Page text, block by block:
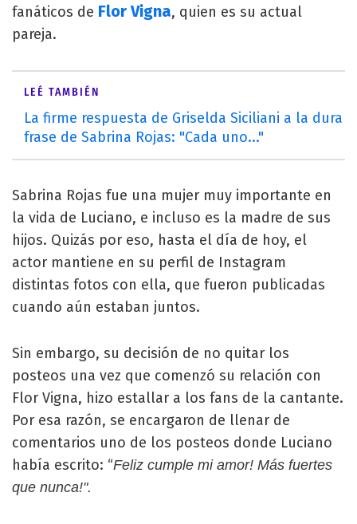
fanáticos de Flor Vigna, quien es su actual
pareja.
LEÉ TAMBIÉN
La firme respuesta de Griselda Siciliani a la dura
frase de Sabrina Rojas: "Cada uno..."
Sabrina Rojas fue una mujer muy importante en
la vida de Luciano, e incluso es la madre de sus
hijos. Quizás por eso, hasta el día de hoy, el
actor mantiene en su perfil de Instagram
distintas fotos con ella, que fueron publicadas
cuando aún estaban juntos.
Sin embargo, su decisión de no quitar los
posteos una vez que comenzó su relación con
Flor Vigna, hizo estallar a los fans de la cantante.
Por esa razón, se encargaron de llenar de
comentarios uno de los posteos donde Luciano
había escrito: “Feliz cumple mi amor! Más fuertes
que nunca!".